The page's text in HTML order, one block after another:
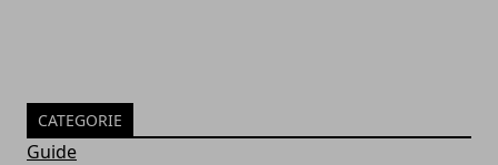
CATEGORIE
Guide